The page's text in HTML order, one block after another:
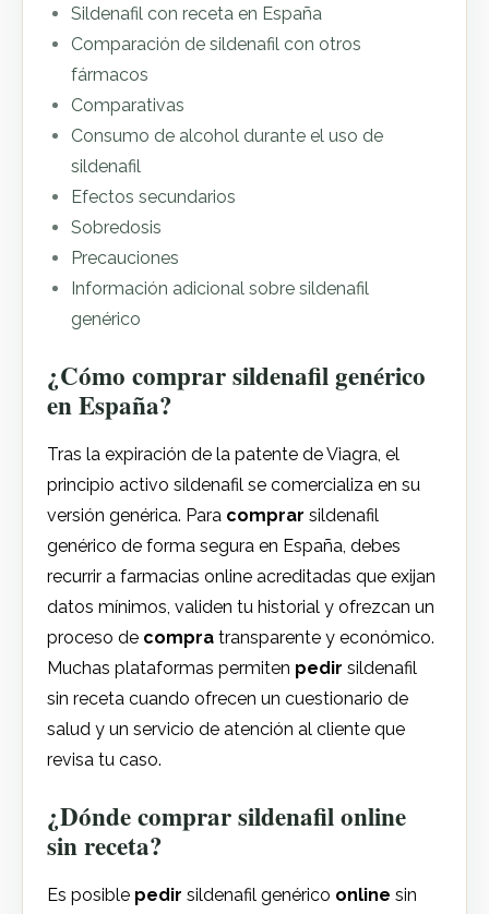
Sildenafil con receta en España
Comparación de sildenafil con otros
fármacos
Comparativas
Consumo de alcohol durante el uso de
sildenafil
Efectos secundarios
Sobredosis
Precauciones
Información adicional sobre sildenafil
genérico
¿Cómo comprar sildenafil genérico
en España?
Tras la expiración de la patente de Viagra, el
principio activo sildenafil se comercializa en su
versión genérica. Para comprar sildenafil
genérico de forma segura en España, debes
recurrir a farmacias online acreditadas que exijan
datos mínimos, validen tu historial y ofrezcan un
proceso de compra transparente y económico.
Muchas plataformas permiten pedir sildenafil
sin receta cuando ofrecen un cuestionario de
salud y un servicio de atención al cliente que
revisa tu caso.
¿Dónde comprar sildenafil online
sin receta?
Es posible pedir sildenafil genérico online sin